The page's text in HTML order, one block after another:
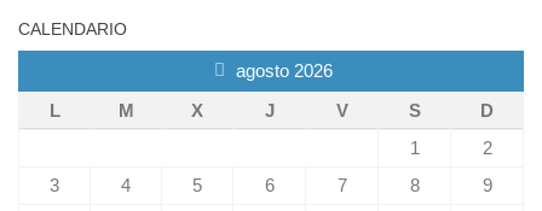
CALENDARIO
agosto 2026
L
M X J V S
D
1
2
3
4 5 6 7 8
9